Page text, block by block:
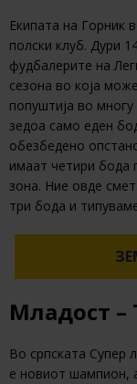
Екипата на Горник
полски клуб. Дури
фудбалерите на
сезона во која
попуштија во
зедоа само еден
обезбедено
имаат четири бода
зона. Ние овде
три бода и
Младост –
Во српската Супер
е новиот шампион,